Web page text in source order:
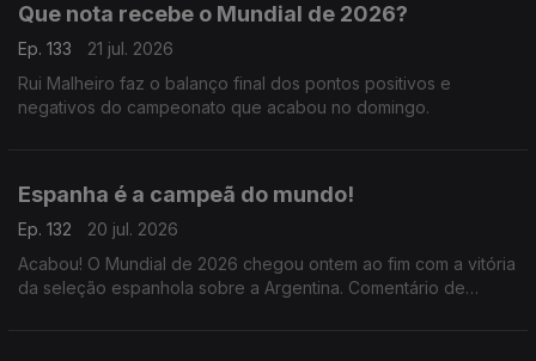
Que nota recebe o Mundial de 2026?
Ep. 133
21 jul. 2026
Rui Malheiro faz o balanço final dos pontos positivos e
negativos do campeonato que acabou no domingo.
Espanha é a campeã do mundo!
Ep. 132
20 jul. 2026
Acabou! O Mundial de 2026 chegou ontem ao fim com a vitória
da seleção espanhola sobre a Argentina. Comentário de